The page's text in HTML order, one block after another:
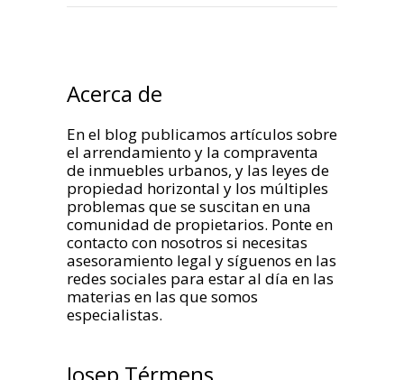
Acerca de
En el blog publicamos artículos sobre
el arrendamiento y la compraventa
de inmuebles urbanos, y las leyes de
propiedad horizontal y los múltiples
problemas que se suscitan en una
comunidad de propietarios. Ponte en
contacto con nosotros si necesitas
asesoramiento legal y síguenos en las
redes sociales para estar al día en las
materias en las que somos
especialistas.
Josep Térmens